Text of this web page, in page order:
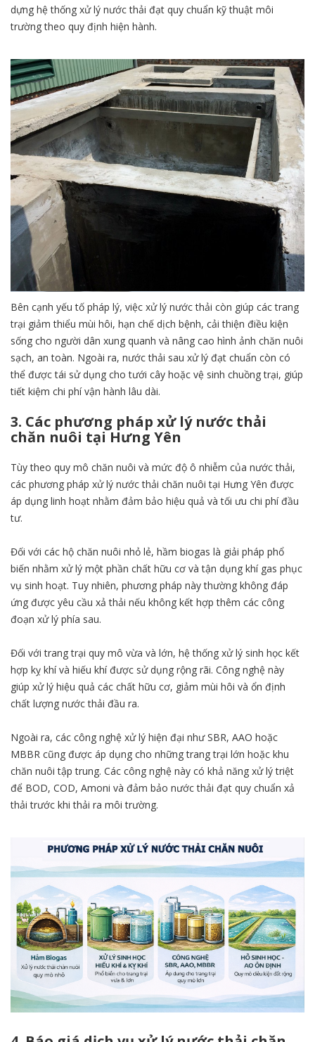
dựng hệ thống xử lý nước thải đạt quy chuẩn kỹ thuật môi
trường theo quy định hiện hành.
Bên cạnh yếu tố pháp lý, việc xử lý nước thải còn giúp các trang
trại giảm thiểu mùi hôi, hạn chế dịch bệnh, cải thiện điều kiện
sống cho người dân xung quanh và nâng cao hình ảnh chăn nuôi
sạch, an toàn. Ngoài ra, nước thải sau xử lý đạt chuẩn còn có
thể được tái sử dụng cho tưới cây hoặc vệ sinh chuồng trại, giúp
tiết kiệm chi phí vận hành lâu dài.
3. Các phương pháp xử lý nước thải
chăn nuôi tại Hưng Yên
Tùy theo quy mô chăn nuôi và mức độ ô nhiễm của nước thải,
các phương pháp xử lý nước thải chăn nuôi tại Hưng Yên được
áp dụng linh hoạt nhằm đảm bảo hiệu quả và tối ưu chi phí đầu
tư.
Đối với các hộ chăn nuôi nhỏ lẻ, hầm biogas là giải pháp phổ
biến nhằm xử lý một phần chất hữu cơ và tận dụng khí gas phục
vụ sinh hoạt. Tuy nhiên, phương pháp này thường không đáp
ứng được yêu cầu xả thải nếu không kết hợp thêm các công
đoạn xử lý phía sau.
Đối với trang trại quy mô vừa và lớn, hệ thống xử lý sinh học kết
hợp kỵ khí và hiếu khí được sử dụng rộng rãi. Công nghệ này
giúp xử lý hiệu quả các chất hữu cơ, giảm mùi hôi và ổn định
chất lượng nước thải đầu ra.
Ngoài ra, các công nghệ xử lý hiện đại như SBR, AAO hoặc
MBBR cũng được áp dụng cho những trang trại lớn hoặc khu
chăn nuôi tập trung. Các công nghệ này có khả năng xử lý triệt
để BOD, COD, Amoni và đảm bảo nước thải đạt quy chuẩn xả
thải trước khi thải ra môi trường.